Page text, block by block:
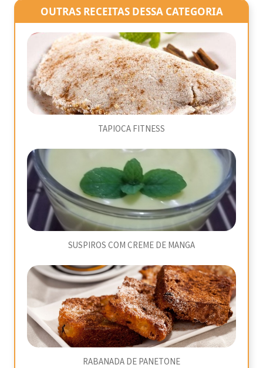
OUTRAS RECEITAS DESSA CATEGORIA
TAPIOCA FITNESS
SUSPIROS COM CREME DE MANGA
RABANADA DE PANETONE